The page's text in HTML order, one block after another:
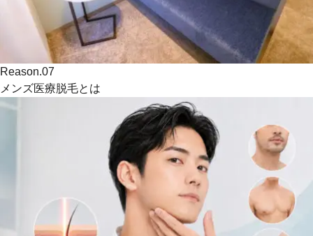
Reason.07
メンズ医療脱毛とは